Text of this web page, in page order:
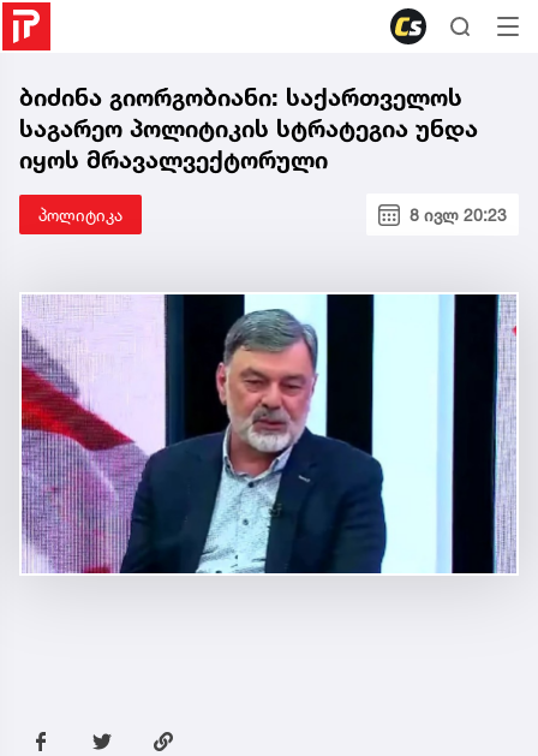
ბიძინა გიორგობიანი: საქართველოს
საგარეო პოლიტიკის სტრატეგია უნდა
იყოს მრავალვექტორული
პოლიტიკა 8 ივლ 20:23